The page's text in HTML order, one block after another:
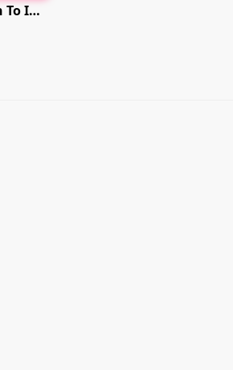
Succubus Onee-san To Inmon Keiyaku